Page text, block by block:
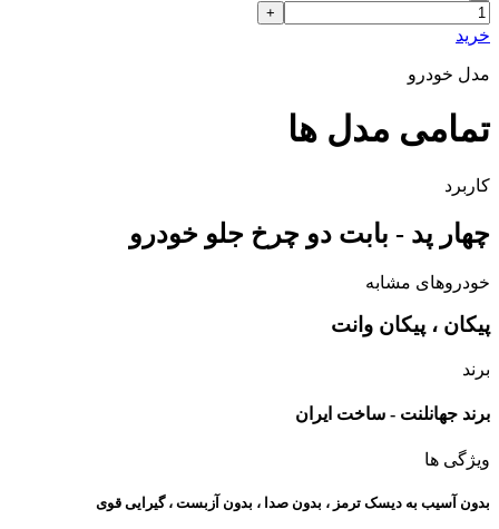
خرید
مدل خودرو
تمامی مدل ها
کاربرد
چهار پد - بابت دو چرخ جلو خودرو
خودروهای مشابه
پیکان ، پیکان وانت
برند
برند جهانلنت - ساخت ایران
ویژگی ها
بدون آسیب به دیسک ترمز ، بدون صدا ، بدون آزبست ، گیرایی قوی​